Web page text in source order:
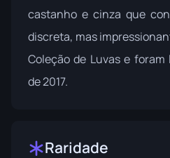
castanho e cinza que
discreta, mas
Coleção de Luvase foram
de 2017.
Raridade